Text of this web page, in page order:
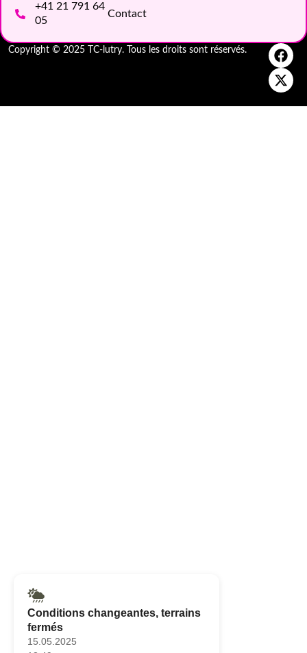
Conditions changeantes, terrains
fermés
15.05.2025
+41 21 791 64
05
Contact
Copyright © 2025 TC-lutry. Tous les droits sont réservés.